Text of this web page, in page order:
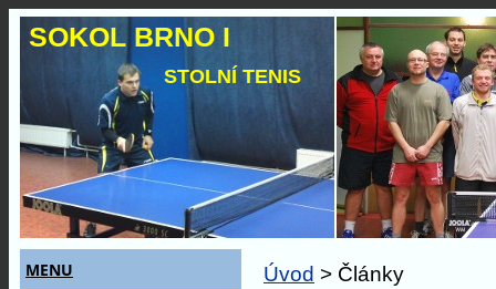
Úvod > Články
MENU
SOKOL BRNO I
STOLNÍ TENIS